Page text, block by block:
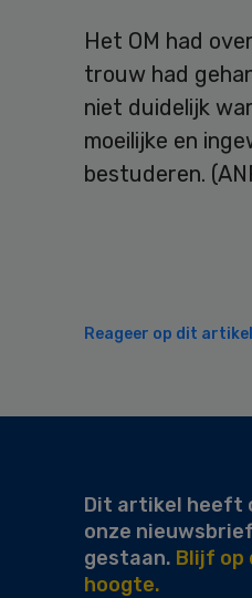
Het OM had
trouw had
niet duidelijk
moeilijke en
bestuderen.
Reageer op dit artikel
Dit artikel heeft
onze nieuwsbrief
gestaan. Blijf op
hoogte.